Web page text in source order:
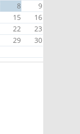
8
9
15
16
22
23
29
30